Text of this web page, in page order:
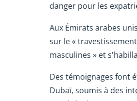
danger pour les
Aux Émirats arabes
sur le «
masculines » et
Des témoignages font
Dubaï, soumis à des